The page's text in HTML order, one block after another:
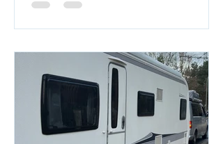
Schritt zur Veränderung.